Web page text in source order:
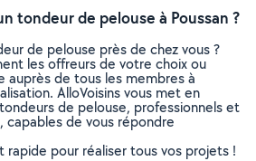
tondeur de pelouse à Poussan ?
de pelouse près de chez vous ?
les offreurs de votre choix ou
auprès de tous les membres à
AlloVoisins vous met en
de pelouse, professionnels et
capables de vous répondre
rapide pour réaliser tous vos projets !